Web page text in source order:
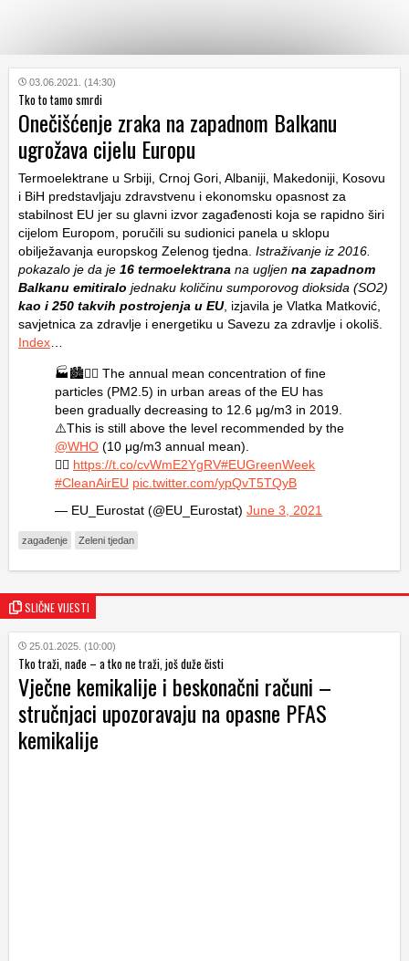
KATEGORIJE
HRVATSKI
WEB
03.06.2021. (14:30)
Tko to tamo smrdi
Onečišćenje zraka na zapadnom Balkanu
ugrožava cijelu Europu
Termoelektrane u Srbiji, Crnoj Gori, Albaniji, Makedoniji, Kosovu
i BiH predstavljaju zdravstvenu i ekonomsku opasnost za
stabilnost EU jer su glavni izvor zagađenosti koja se rapidno širi
cijelom Europom, poručili su sudionici panela u sklopu
obilježavanja europskog Zelenog tjedna. Istraživanje iz 2016.
pokazalo je da je 16 termoelektrana na ugljen na zapadnom
Balkanu emitiralo jednaku količinu sumporovog dioksida (SO2)
kao i 250 takvih postrojenja u EU, izjavila je Vlatka Matković,
savjetnica za zdravlje i energetiku u Savezu za zdravlje i okoliš.
Index
🏭🏙️😮‍💨 The annual mean concentration of fine
particles (PM2.5) in urban areas of the EU has
been gradually decreasing to 12.6 μg/m3 in 2019.
⚠️This is still above the level recommended by the
@WHO (10 μg/m3 annual mean).
👉🏽 https://t.co/cvWmE2YgRV#EUGreenWeek
#CleanAirEU pic.twitter.com/ypQvT5TQyB
— EU_Eurostat (@EU_Eurostat) June 3, 2021
zagađenje Zeleni tjedan
SLIČNE VIJESTI
25.01.2025. (10:00)
Tko traži, nađe – a tko ne traži, još duže čisti
Vječne kemikalije i beskonačni računi –
stručnjaci upozoravaju na opasne PFAS
kemikalije